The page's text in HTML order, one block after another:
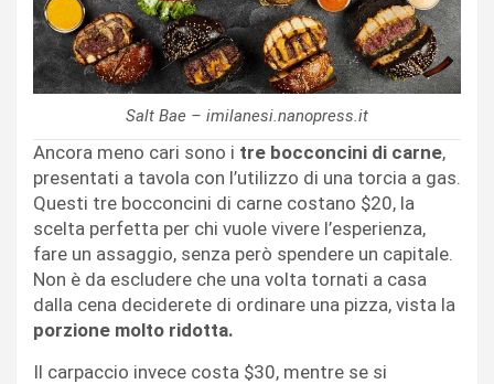
Salt Bae – imilanesi.nanopress.it
Ancora meno cari sono i tre bocconcini di carne,
presentati a tavola con l’utilizzo di una torcia a gas.
Questi tre bocconcini di carne costano $20, la
scelta perfetta per chi vuole vivere l’esperienza,
fare un assaggio, senza però spendere un capitale.
Non è da escludere che una volta tornati a casa
dalla cena deciderete di ordinare una pizza, vista la
porzione molto ridotta.
Il carpaccio invece costa $30, mentre se si